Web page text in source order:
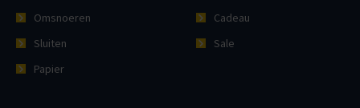
Omsnoeren
Sluiten
Papier
Cadeau
Sale